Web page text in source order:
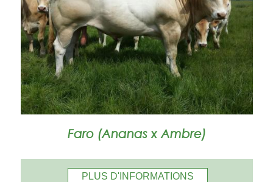
Faro (Ananas x Ambre)
PLUS D'INFORMATIONS